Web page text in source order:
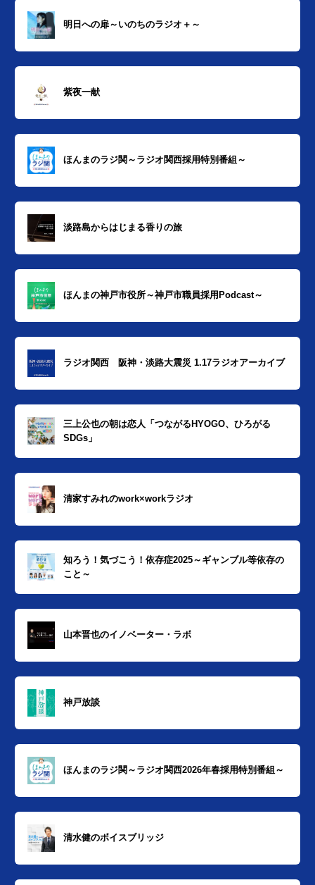
明日への扉～いのちのラジオ＋～
紫夜一献
ほんまのラジ関～ラジオ関西採用特別番組～
淡路島からはじまる香りの旅
ほんまの神戸市役所～神戸市職員採用Podcast～
ラジオ関西 阪神・淡路大震災 1.17ラジオアーカイブ
三上公也の朝は恋人「つながるHYOGO、ひろがる
SDGs」
清家すみれのwork×workラジオ
知ろう！気づこう！依存症2025～ギャンブル等依存の
こと～
山本晋也のイノベーター・ラボ
神戸放談
ほんまのラジ関～ラジオ関西2026年春採用特別番組～
清水健のボイスブリッジ